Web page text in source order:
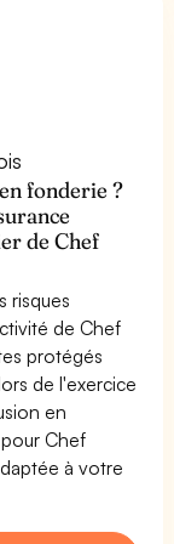
fonderie ?
de Chef
risques
de Chef
protégés
de l'exercice
en
Chef
à votre